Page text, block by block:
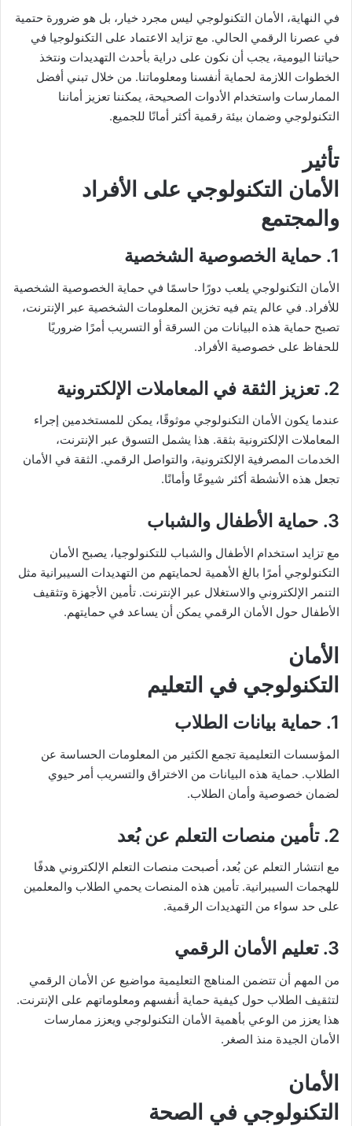
في النهاية، الأمان التكنولوجي ليس مجرد خيار، بل هو ضرورة حتمية
في عصرنا الرقمي الحالي. مع تزايد الاعتماد على التكنولوجيا في
حياتنا اليومية، يجب أن نكون على دراية بأحدث التهديدات ونتخذ
الخطوات اللازمة لحماية أنفسنا ومعلوماتنا. من خلال تبني أفضل
الممارسات واستخدام الأدوات الصحيحة، يمكننا تعزيز أماننا
التكنولوجي وضمان بيئة رقمية أكثر أمانًا للجميع.
تأثير
الأمان التكنولوجي على الأفراد
والمجتمع
1. حماية الخصوصية الشخصية
الأمان التكنولوجي يلعب دورًا حاسمًا في حماية الخصوصية الشخصية
للأفراد. في عالم يتم فيه تخزين المعلومات الشخصية عبر الإنترنت،
تصبح حماية هذه البيانات من السرقة أو التسريب أمرًا ضروريًا
للحفاظ على خصوصية الأفراد.
2. تعزيز الثقة في المعاملات الإلكترونية
عندما يكون الأمان التكنولوجي موثوقًا، يمكن للمستخدمين إجراء
المعاملات الإلكترونية بثقة. هذا يشمل التسوق عبر الإنترنت،
الخدمات المصرفية الإلكترونية، والتواصل الرقمي. الثقة في الأمان
تجعل هذه الأنشطة أكثر شيوعًا وأمانًا.
3. حماية الأطفال والشباب
مع تزايد استخدام الأطفال والشباب للتكنولوجيا، يصبح الأمان
التكنولوجي أمرًا بالغ الأهمية لحمايتهم من التهديدات السيبرانية مثل
التنمر الإلكتروني والاستغلال عبر الإنترنت. تأمين الأجهزة وتثقيف
الأطفال حول الأمان الرقمي يمكن أن يساعد في حمايتهم.
الأمان
التكنولوجي في التعليم
1. حماية بيانات الطلاب
المؤسسات التعليمية تجمع الكثير من المعلومات الحساسة عن
الطلاب. حماية هذه البيانات من الاختراق والتسريب أمر حيوي
لضمان خصوصية وأمان الطلاب.
2. تأمين منصات التعلم عن بُعد
مع انتشار التعلم عن بُعد، أصبحت منصات التعلم الإلكتروني هدفًا
للهجمات السيبرانية. تأمين هذه المنصات يحمي الطلاب والمعلمين
على حد سواء من التهديدات الرقمية.
3. تعليم الأمان الرقمي
من المهم أن تتضمن المناهج التعليمية مواضيع عن الأمان الرقمي
لتثقيف الطلاب حول كيفية حماية أنفسهم ومعلوماتهم على الإنترنت.
هذا يعزز من الوعي بأهمية الأمان التكنولوجي ويعزز ممارسات
الأمان الجيدة منذ الصغر.
الأمان
التكنولوجي في الصحة